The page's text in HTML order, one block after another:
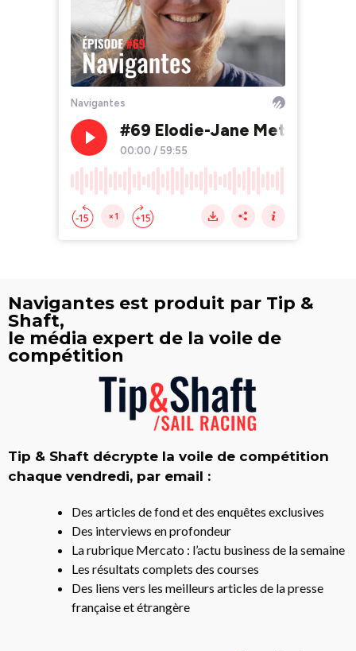
Navigantes est produit par Tip &
Shaft,
le média expert de la voile de
compétition
Tip & Shaft décrypte la voile de compétition
chaque vendredi, par email :
Des articles de fond et des enquêtes exclusives
Des interviews en profondeur
La rubrique Mercato : l’actu business de la semaine
Les résultats complets des courses
Des liens vers les meilleurs articles de la presse
française et étrangère